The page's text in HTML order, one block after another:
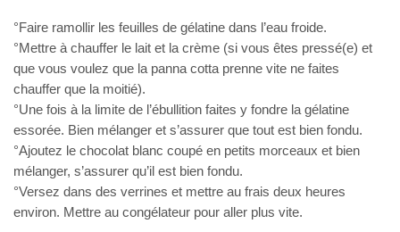
°Faire ramollir les feuilles de gélatine dans l’eau froide.
°Mettre à chauffer le lait et la crème (si vous êtes pressé(e) et
que vous voulez que la panna cotta prenne vite ne faites
chauffer que la moitié).
°Une fois à la limite de l’ébullition faites y fondre la gélatine
essorée. Bien mélanger et s’assurer que tout est bien fondu.
°Ajoutez le chocolat blanc coupé en petits morceaux et bien
mélanger, s’assurer qu’il est bien fondu.
°Versez dans des verrines et mettre au frais deux heures
environ. Mettre au congélateur pour aller plus vite.